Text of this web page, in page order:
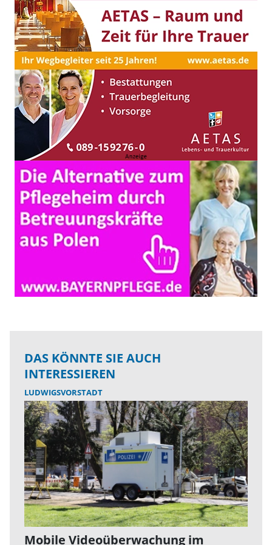
DAS KÖNNTE SIE AUCH
INTERESSIEREN
LUDWIGSVORSTADT
Mobile Videoüberwachung im